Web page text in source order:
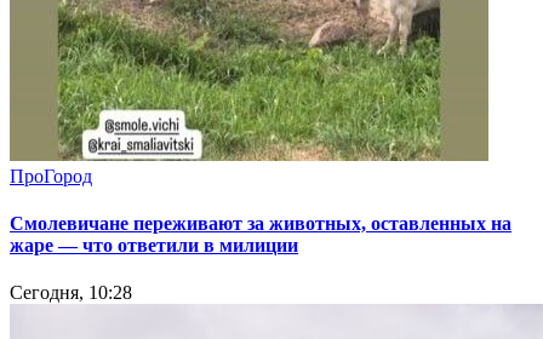
ПроГород
Смолевичане переживают за животных, оставленных на
жаре — что ответили в милиции
Сегодня, 10:28